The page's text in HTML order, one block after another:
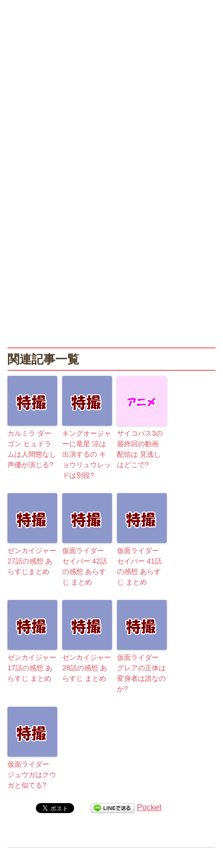
関連記事一覧
カルミラ ダー
ゴン ヒュドラ
ムは人間態なし
声優が演じる?
キングオージャ
ーに竜星 涼は
出演するの キ
ョウリュウレッ
ドは別役?
サイコパス3の
最終回の動画
配信は 見逃し
はどこで?
ゼンカイジャー
27話の感想 あ
らすじまとめ
仮面ライダー
セイバー 42話
の感想 あらす
じ まとめ
仮面ライダー
セイバー 41話
の感想 あらす
じ まとめ
ゼンカイジャー
17話の感想 あ
らすじ まとめ
ゼンカイジャー
28話の感想 あ
らすじ まとめ
仮面ライダー
グレアの正体は
変身者は誰なの
か?
仮面ライダー
ジュウガはクウ
ガと似てる?
Pocket